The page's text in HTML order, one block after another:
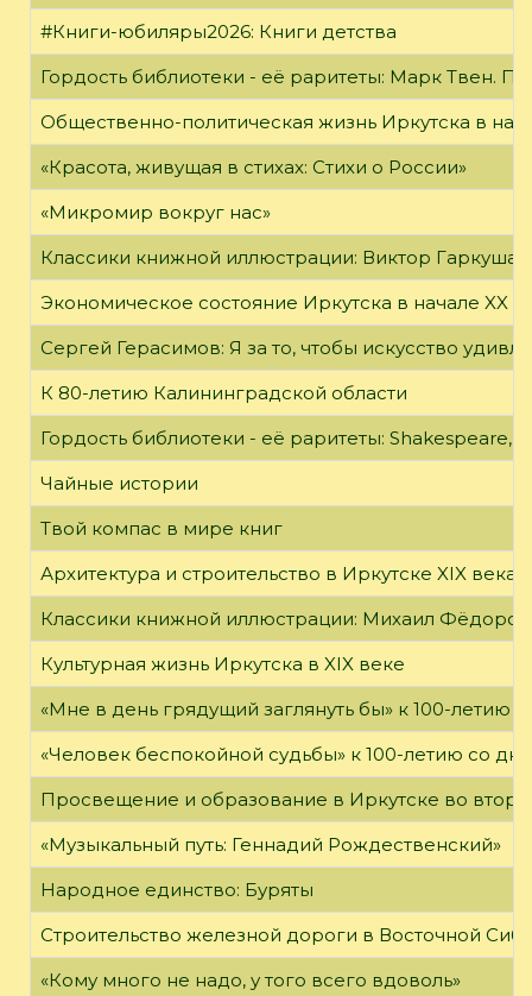
#Книги-юбиляры2026: Книги детства
Гордость библиотеки - её раритеты: Марк Твен.
Общественно-политическая жизнь Иркутска в
«Красота, живущая в стихах: Стихи о России»
«Микромир вокруг нас»
Классики книжной иллюстрации: Виктор Гаркуша
Экономическое состояние Иркутска в начале XX
Сергей Герасимов: Я за то, чтобы искусство
К 80-летию Калининградской области
Гордость библиотеки - её раритеты: Shakespeare,
Чайные истории
Твой компас в мире книг
Архитектура и строительство в Иркутске XIX века
Классики книжной иллюстрации: Михаил Фёдоров
Культурная жизнь Иркутска в XIX веке
«Мне в день грядущий заглянуть бы» к 100-летию
«Человек беспокойной судьбы» к 100-летию со
Просвещение и образование в Иркутске во
«Музыкальный путь: Геннадий Рождественский»
Народное единство: Буряты
Строительство железной дороги в Восточной
«Кому много не надо, у того всего вдоволь»